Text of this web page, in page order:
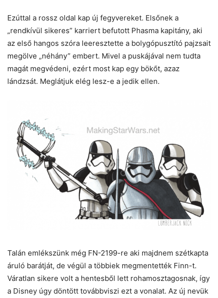
Ezúttal a rossz oldal kap új fegyvereket. Elsőnek a
„rendkívül sikeres” karriert befutott Phasma kapitány, aki
az első hangos szóra leeresztette a bolygópusztító pajzsait
megölve „néhány” embert. Mivel a puskájával nem tudta
magát megvédeni, ezért most kap egy bökőt, azaz
lándzsát. Meglátjuk elég lesz-e a jedik ellen.
Talán emlékszünk még FN-2199-re aki majdnem szétkapta
áruló barátját, de végül a többiek megmentették Finn-t.
Váratlan sikere volt a hentesből lett rohamosztagosnak, így
a Disney úgy döntött továbbviszi ezt a vonalat. Az új nevük